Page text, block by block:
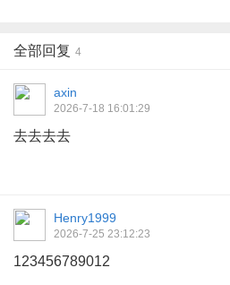
全部回复 4
axin
2026-7-18 16:01:29
去去去去
Henry1999
2026-7-25 23:12:23
123456789012